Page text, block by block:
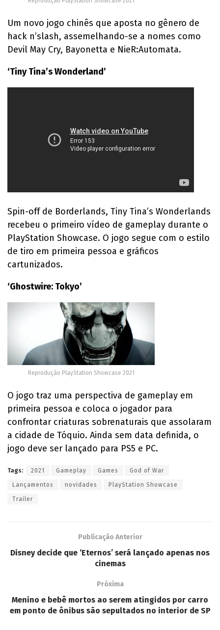
Um novo jogo chinês que aposta no gênero de
hack n’slash, assemelhando-se a nomes como
Devil May Cry, Bayonetta e NieR:Automata.
‘Tiny Tina’s Wonderland’
Spin-off de Borderlands, Tiny Tina’s Wonderlands
recebeu o primeiro vídeo de gameplay durante o
PlayStation Showcase. O jogo segue com o estilo
de tiro em primeira pessoa e gráficos
cartunizados.
‘Ghostwire: Tokyo’
Reprodução PlayStation Showcase 2021
O jogo traz uma perspectiva de gameplay em
primeira pessoa e coloca o jogador para
confrontar criaturas sobrenaturais que assolaram
a cidade de Tóquio. Ainda sem data definida, o
jogo deve ser lançado para PS5 e PC.
Tags: 2021 Gameplay Games God of War
Lançamentos novidades PlayStation Showcase
Trailer
Publicação Anterior
Disney decide que ‘Eternos’ será lançado apenas nos
cinemas
Próxima
Menino e bebê mortos ao serem atingidos por carro
em ponto de ônibus são sepultados no interior de SP